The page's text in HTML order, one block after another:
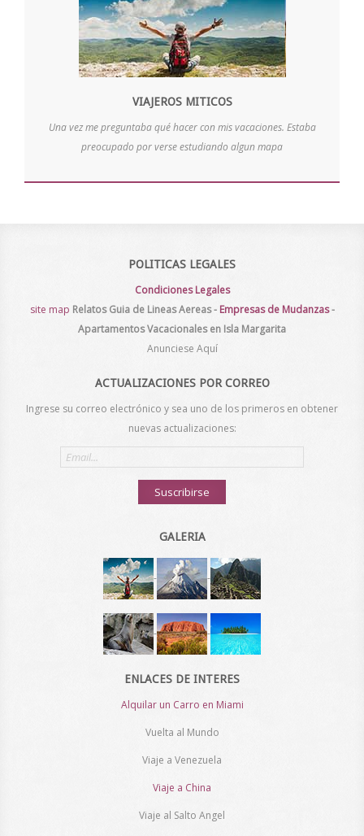
VIAJEROS MITICOS
Una vez me preguntaba qué hacer con mis vacaciones. Estaba
preocupado por verse estudiando algun mapa
POLITICAS LEGALES
Condiciones Legales
site map Relatos Guia de Lineas Aereas- Empresas de Mudanzas-
Apartamentos Vacacionales en Isla Margarita
Anunciese Aquí
ACTUALIZACIONES POR CORREO
Ingrese su correo electrónico y sea uno de los primeros en obtener
nuevas actualizaciones:
Email
address
Suscribirse
GALERIA
- -
- -
ENLACES DE INTERES
Alquilar un Carro en Miami
Vuelta al Mundo
Viaje a Venezuela
Viaje a China
Viaje al Salto Angel